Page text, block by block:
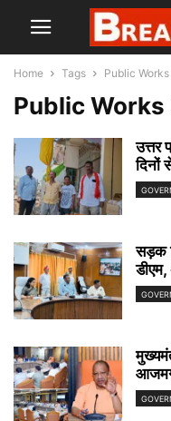
Home Tags Public
Public
उत्तर
दिनों
सड़क